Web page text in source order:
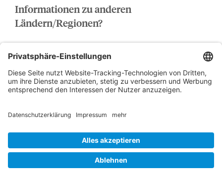
Informationen zu anderen
Ländern/Regionen?
Bitte auswählen...
Kontakt ...